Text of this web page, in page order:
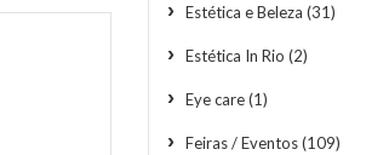
Estética e Beleza (31)
Estética In Rio (2)
Eye care(1)
Feiras / Eventos(109)